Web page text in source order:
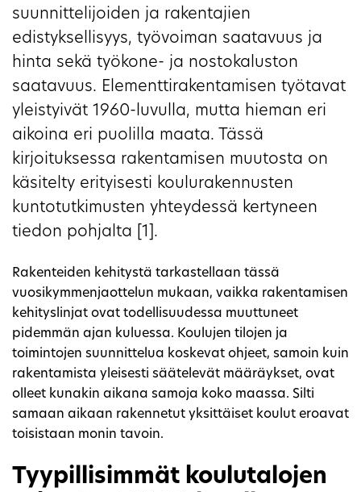
suunnittelijoiden ja rakentajien
edistyksellisyys, työvoiman saatavuus ja
hinta sekä työkone- ja nostokaluston
saatavuus. Elementtirakentamisen työtavat
yleistyivät 1960-luvulla, mutta hieman eri
aikoina eri puolilla maata. Tässä
kirjoituksessa rakentamisen muutosta on
käsitelty erityisesti koulurakennusten
kuntotutkimusten yhteydessä kertyneen
tiedon pohjalta [1].
Rakenteiden kehitystä tarkastellaan tässä
vuosikymmenjaottelun mukaan, vaikka rakentamisen
kehityslinjat ovat todellisuudessa muuttuneet
pidemmän ajan kuluessa. Koulujen tilojen ja
toimintojen suunnittelua koskevat ohjeet, samoin kuin
rakentamista yleisesti säätelevät määräykset, ovat
olleet kunakin aikana samoja koko maassa. Silti
samaan aikaan rakennetut yksittäiset koulut eroavat
toisistaan monin tavoin.
Tyypillisimmät koulutalojen